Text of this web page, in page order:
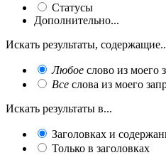
Статусы
Дополнительно...
Искать результаты,
Любое слово из моего
Все слова из моего
Искать результаты в...
Заголовках и
Только в заголовках